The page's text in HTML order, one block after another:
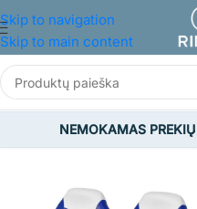
Skip to navigation
Skip to main content
NEMOKAMAS
IR LAISVALAIKIS/